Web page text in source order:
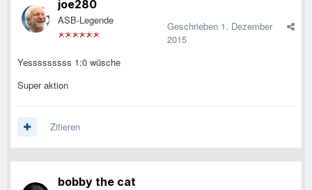
joe280
ASB-Legende Geschrieben 1. Dezember
2015
Yesssssssss 1:0 wüsche
Super aktion
Zitieren
bobby the cat